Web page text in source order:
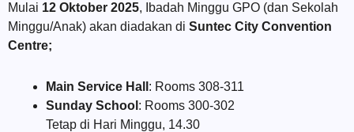
Mulai 12 Oktober 2025, Ibadah Minggu GPO (dan Sekolah
Minggu/Anak) akan diadakan di Suntec City Convention
Centre;
Main Service Hall : Rooms 308-311
Sunday School : Rooms 300-302
Tetap di Hari Minggu, 14.30